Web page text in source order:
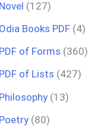
Novel (127)
Odia Books PDF (4)
PDF of Forms (360)
PDF of Lists (427)
Philosophy (13)
Poetry (80)